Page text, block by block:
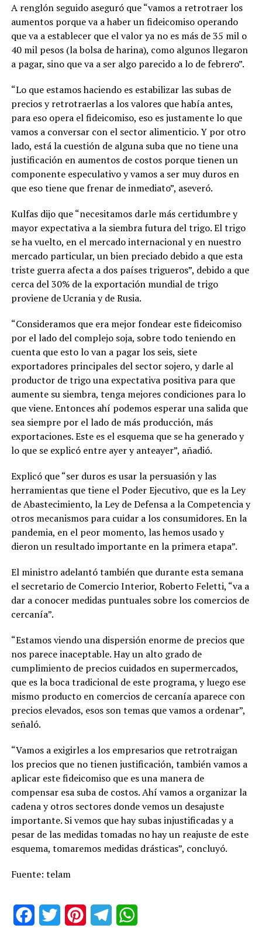
A renglón seguido aseguró que “vamos a retrotraer los
aumentos porque va a haber un fideicomiso operando
que va a establecer que el valor ya no es más de 35 mil o
40 mil pesos (la bolsa de harina), como algunos llegaron
a pagar, sino que va a ser algo parecido a lo de febrero”.
“Lo que estamos haciendo es estabilizar las subas de
precios y retrotraerlas a los valores que había antes,
para eso opera el fideicomiso, eso es justamente lo que
vamos a conversar con el sector alimenticio. Y por otro
lado, está la cuestión de alguna suba que no tiene una
justificación en aumentos de costos porque tienen un
componente especulativo y vamos a ser muy duros en
que eso tiene que frenar de inmediato”, aseveró.
Kulfas dijo que “necesitamos darle más certidumbre y
mayor expectativa a la siembra futura del trigo. El trigo
se ha vuelto, en el mercado internacional y en nuestro
mercado particular, un bien preciado debido a que esta
triste guerra afecta a dos países trigueros”, debido a que
cerca del 30% de la exportación mundial de trigo
proviene de Ucrania y de Rusia.
“Consideramos que era mejor fondear este fideicomiso
por el lado del complejo soja, sobre todo teniendo en
cuenta que esto lo van a pagar los seis, siete
exportadores principales del sector sojero, y darle al
productor de trigo una expectativa positiva para que
aumente su siembra, tenga mejores condiciones para lo
que viene. Entonces ahí podemos esperar una salida que
sea siempre por el lado de más producción, más
exportaciones. Este es el esquema que se ha generado y
lo que se explicó entre ayer y anteayer”, añadió.
Explicó que “ser duros es usar la persuasión y las
herramientas que tiene el Poder Ejecutivo, que es la Ley
de Abastecimiento, la Ley de Defensa a la Competencia y
otros mecanismos para cuidar a los consumidores. En la
pandemia, en el peor momento, las hemos usado y
dieron un resultado importante en la primera etapa”.
El ministro adelantó también que durante esta semana
el secretario de Comercio Interior, Roberto Feletti, “va a
dar a conocer medidas puntuales sobre los comercios de
cercanía”.
“Estamos viendo una dispersión enorme de precios que
nos parece inaceptable. Hay un alto grado de
cumplimiento de precios cuidados en supermercados,
que es la boca tradicional de este programa, y luego ese
mismo producto en comercios de cercanía aparece con
precios elevados, esos son temas que vamos a ordenar”,
señaló.
“Vamos a exigirles a los empresarios que retrotraigan
los precios que no tienen justificación, también vamos a
aplicar este fideicomiso que es una manera de
compensar esa suba de costos. Ahí vamos a organizar la
cadena y otros sectores donde vemos un desajuste
importante. Si vemos que hay subas injustificadas y a
pesar de las medidas tomadas no hay un reajuste de este
esquema, tomaremos medidas drásticas”, concluyó.
Fuente: telam
FacebookTwitter PinterestTelegram